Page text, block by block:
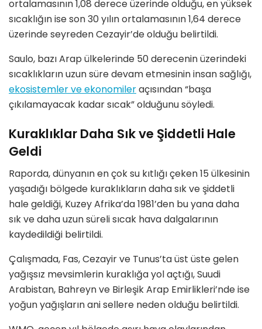
ortalamasının 1,08 derece üzerinde olduğu, en yüksek
sıcaklığın ise son 30 yılın ortalamasının 1,64 derece
üzerinde seyreden Cezayir’de olduğu belirtildi.
Saulo, bazı Arap ülkelerinde 50 derecenin üzerindeki
sıcaklıkların uzun süre devam etmesinin insan sağlığı,
ekosistemler ve ekonomileraçısından “başa
çıkılamayacak kadar sıcak” olduğunu söyledi.
Kuraklıklar Daha Sık ve Şiddetli Hale
Geldi
Raporda, dünyanın en çok su kıtlığı çeken 15 ülkesinin
yaşadığı bölgede kuraklıkların daha sık ve şiddetli
hale geldiği, Kuzey Afrika’da 1981’den bu yana daha
sık ve daha uzun süreli sıcak hava dalgalarının
kaydedildiği belirtildi.
Çalışmada, Fas, Cezayir ve Tunus’ta üst üste gelen
yağışsız mevsimlerin kuraklığa yol açtığı, Suudi
Arabistan, Bahreyn ve Birleşik Arap Emirlikleri’nde ise
yoğun yağışların ani sellere neden olduğu belirtildi.